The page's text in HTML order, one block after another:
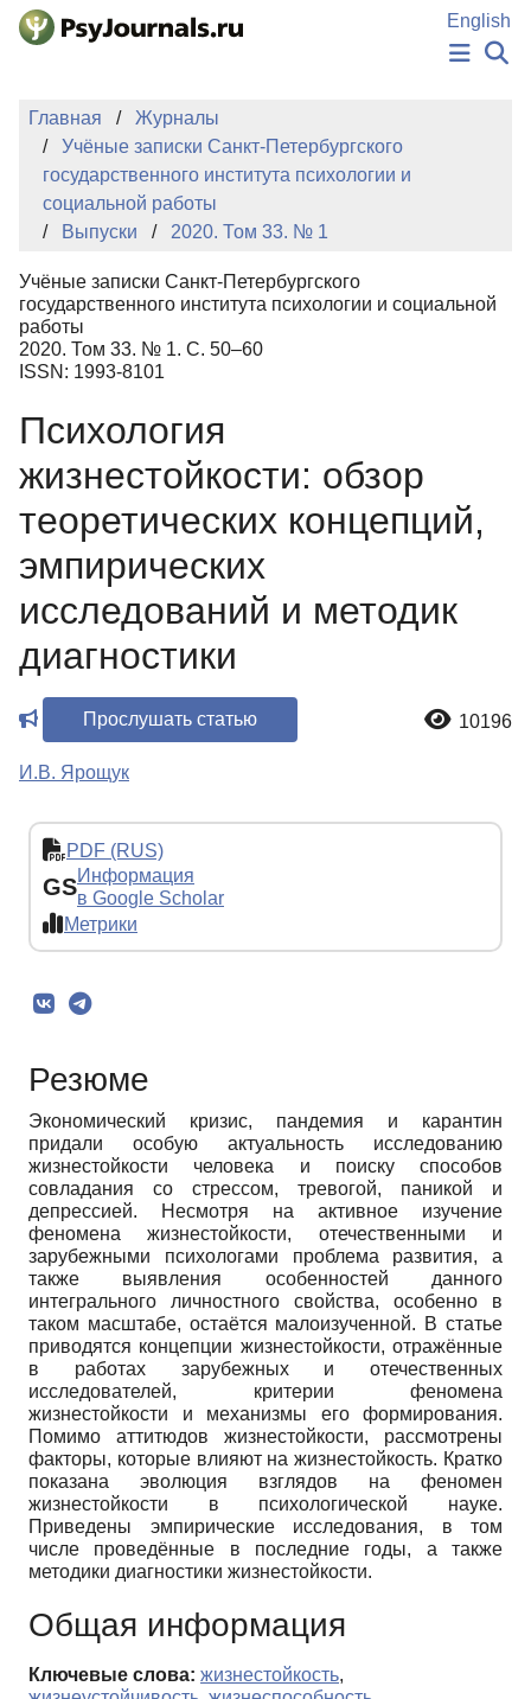
Перейти к основному содержанию
English
НОВОСТИ
ИЗДАНИЯ
ПОДАТЬ РУКОПИСЬ
БАЗА ЗНАНИЙ
КЛЮЧЕВЫЕ СЛОВА
Главная
Журналы
Учёные записки Санкт-Петербургского
государственного института психологии и
социальной работы
Выпуски
2020. Том 33. № 1
Учёные записки Санкт-Петербургского
государственного института психологии и социальной
работы
2020. Том 33. № 1. С. 50–60
ISSN: 1993-8101
Психология
жизнестойкости: обзор
теоретических концепций,
эмпирических
исследований и методик
диагностики
Прослушать статью 10196
И.В. Ярощук
PDF (RUS)
GSИнформация
в Google Scholar
Метрики
Резюме
Экономический кризис, пандемия и карантин
придали особую актуальность исследованию
жизнестойкости человека и поиску способов
совладания со стрессом, тревогой, паникой и
депрессией. Несмотря на активное изучение
феномена жизнестойкости, отечественными и
зарубежными психологами проблема развития, а
также выявления особенностей данного
интегрального личностного свойства, особенно в
таком масштабе, остаётся малоизученной. В статье
приводятся концепции жизнестойкости, отражённые
в работах зарубежных и отечественных
исследователей, критерии феномена
жизнестойкости и механизмы его формирования.
Помимо аттитюдов жизнестойкости, рассмотрены
факторы, которые влияют на жизнестойкость. Кратко
показана эволюция взглядов на феномен
жизнестойкости в психологической науке.
Приведены эмпирические исследования, в том
числе проведённые в последние годы, а также
методики диагностики жизнестойкости.
Общая информация
Ключевые слова: жизнестойкость,